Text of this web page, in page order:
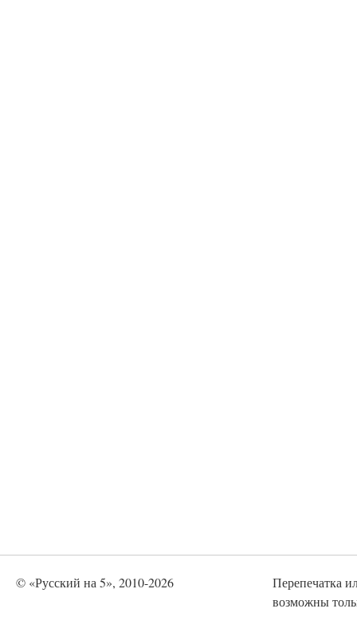
© «Русский на 5», 2010-2026
Перепечатка
возможны